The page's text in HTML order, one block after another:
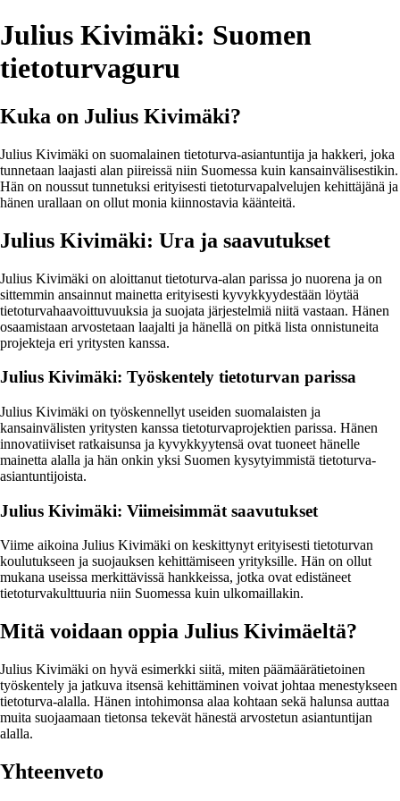
Julius Kivimäki: Suomen
tietoturvaguru
Kuka on Julius Kivimäki?
Julius Kivimäki on suomalainen tietoturva-asiantuntija ja hakkeri, joka
tunnetaan laajasti alan piireissä niin Suomessa kuin kansainvälisestikin.
Hän on noussut tunnetuksi erityisesti tietoturvapalvelujen kehittäjänä ja
hänen urallaan on ollut monia kiinnostavia käänteitä.
Julius Kivimäki: Ura ja saavutukset
Julius Kivimäki on aloittanut tietoturva-alan parissa jo nuorena ja on
sittemmin ansainnut mainetta erityisesti kyvykkyydestään löytää
tietoturvahaavoittuvuuksia ja suojata järjestelmiä niitä vastaan. Hänen
osaamistaan arvostetaan laajalti ja hänellä on pitkä lista onnistuneita
projekteja eri yritysten kanssa.
Julius Kivimäki: Työskentely tietoturvan parissa
Julius Kivimäki on työskennellyt useiden suomalaisten ja
kansainvälisten yritysten kanssa tietoturvaprojektien parissa. Hänen
innovatiiviset ratkaisunsa ja kyvykkyytensä ovat tuoneet hänelle
mainetta alalla ja hän onkin yksi Suomen kysytyimmistä tietoturva-
asiantuntijoista.
Julius Kivimäki: Viimeisimmät saavutukset
Viime aikoina Julius Kivimäki on keskittynyt erityisesti tietoturvan
koulutukseen ja suojauksen kehittämiseen yrityksille. Hän on ollut
mukana useissa merkittävissä hankkeissa, jotka ovat edistäneet
tietoturvakulttuuria niin Suomessa kuin ulkomaillakin.
Mitä voidaan oppia Julius Kivimäeltä?
Julius Kivimäki on hyvä esimerkki siitä, miten päämäärätietoinen
työskentely ja jatkuva itsensä kehittäminen voivat johtaa menestykseen
tietoturva-alalla. Hänen intohimonsa alaa kohtaan sekä halunsa auttaa
muita suojaamaan tietonsa tekevät hänestä arvostetun asiantuntijan
alalla.
Yhteenveto